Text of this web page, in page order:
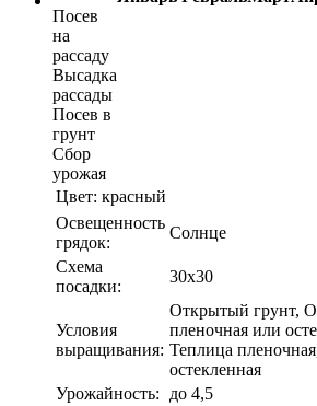
Посев
на
рассаду
Высадка
рассады
Посев в
грунт
Сбор
урожая
Цвет: красный
Освещенность
грядок:
Солнце
Схема
посадки:
30х30
Условия
выращивания:
Открытый грунт,
пленочная или
Теплица
остекленная
Урожайность:
до 4,5